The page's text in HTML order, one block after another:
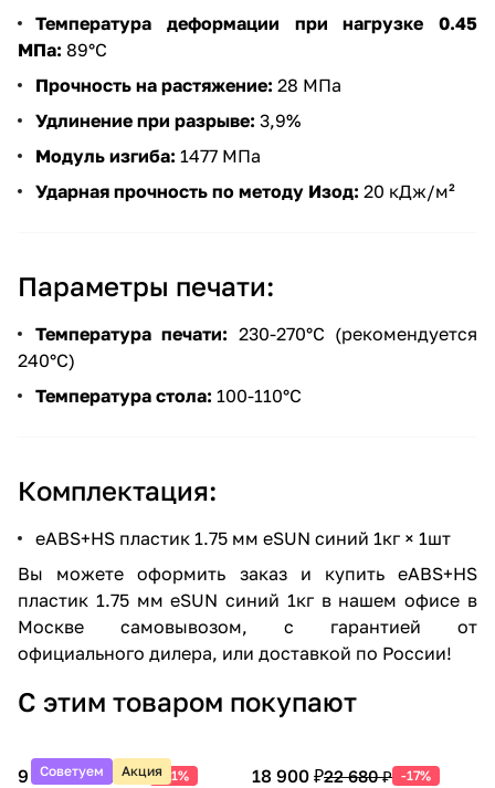
Температура деформации при нагрузке 0.45
МПа: 89°C
Прочность на растяжение: 28 МПа
Удлинение при разрыве: 3,9%
Модуль изгиба: 1477 МПа
Ударная прочность по методу Изод: 20 кДж/м²
Параметры печати:
Температура печати: 230-270°С (рекомендуется
240°С)
Температура стола: 100-110°С
Комплектация:
eABS+HS пластик 1.75 мм eSUN синий 1кг × 1шт
Вы можете оформить заказ и купить eABS+HS
пластик 1.75 мм eSUN синий 1кг в нашем офисе в
Москве самовывозом, с гарантией от
официального дилера, или доставкой по России!
С этим товаром покупают
Советуем Акция
9 990 ₽20 388 ₽ -51% 18 900 ₽22 680 ₽ -17%